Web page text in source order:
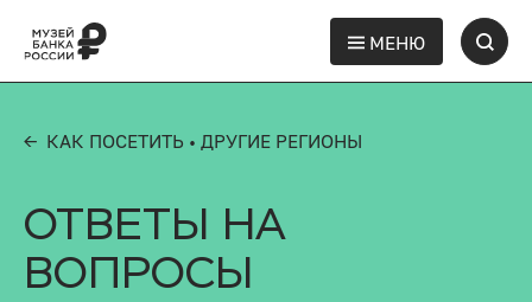
МЕНЮ
← КАК ПОСЕТИТЬ • ДРУГИЕ РЕГИОНЫ
ОТВЕТЫ НА
ВОПРОСЫ